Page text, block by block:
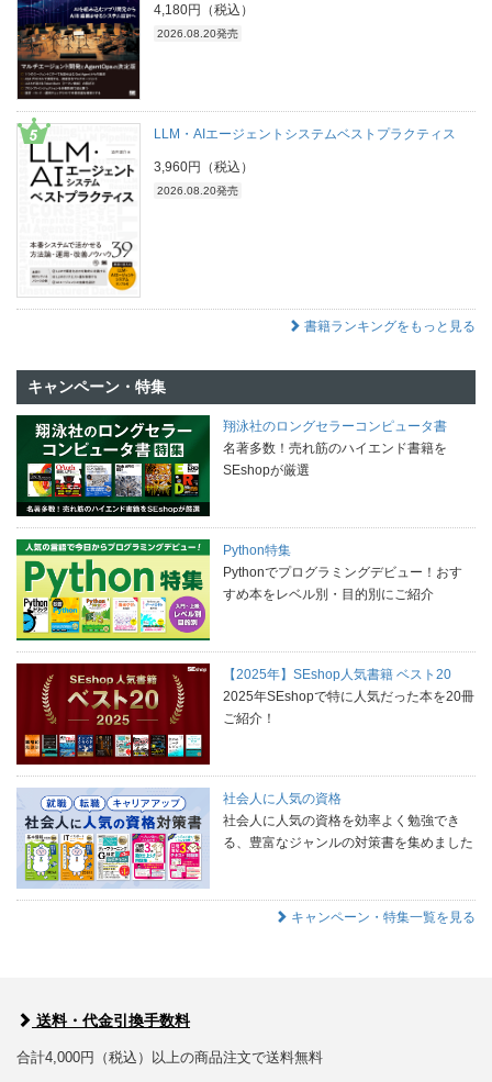
4,180円（税込）
2026.08.20発売
LLM・AIエージェントシステムベストプラクティス
3,960円（税込）
2026.08.20発売
書籍ランキングをもっと見る
キャンペーン・特集
翔泳社のロングセラーコンピュータ書
名著多数！売れ筋のハイエンド書籍を
SEshopが厳選
Python特集
Pythonでプログラミングデビュー！おす
すめ本をレベル別・目的別にご紹介
【2025年】SEshop人気書籍 ベスト20
2025年SEshopで特に人気だった本を20冊
ご紹介！
社会人に人気の資格
社会人に人気の資格を効率よく勉強でき
る、豊富なジャンルの対策書を集めました
キャンペーン・特集一覧を見る
送料・代金引換手数料
合計4,000円（税込）以上の商品注文で送料無料